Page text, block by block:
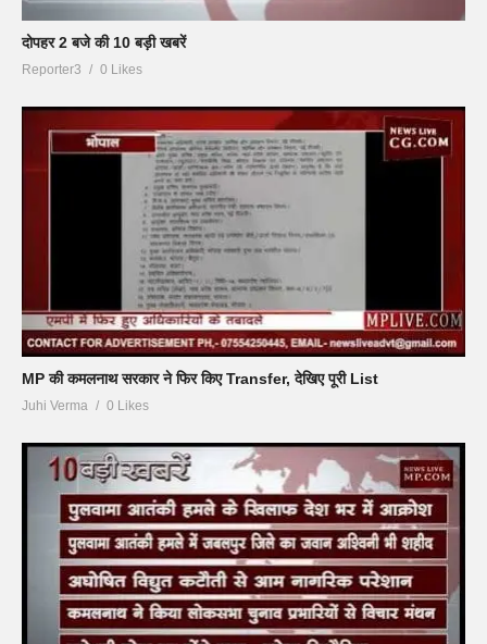
दोपहर 2 बजे की 10 बड़ी खबरें
Reporter3 0 Likes
MP की कमलनाथ सरकार ने फिर किए Transfer, देखिए पूरी List
Juhi Verma 0 Likes